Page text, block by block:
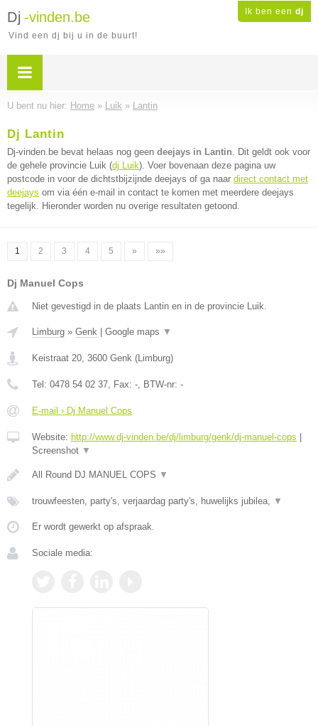
Ik ben een dj
Dj -vinden.be
Vind een dj bij u in de buurt!
U bent nu hier: Home » Luik » Lantin
Dj Lantin
Dj-vinden.be bevat helaas nog geen deejays in Lantin. Dit geldt ook voor
de gehele provincie Luik (dj Luik). Voer bovenaan deze pagina uw
postcode in voor de dichtstbijzijnde deejays of ga naar direct contact met
deejays om via één e-mail in contact te komen met meerdere deejays
tegelijk. Hieronder worden nu overige resultaten getoond.
1 2 3 4 5 » »»
Dj Manuel Cops
Niet gevestigd in de plaats Lantin en in de provincie Luik.
Limburg » Genk Google maps ▼
Keistraat 20, 3600 Genk (Limburg)
Tel: 0478 54 02 37, Fax: -, BTW-nr: -
E-mail › Dj Manuel Cops
Website: http://www.dj-vinden.be/dj/limburg/genk/dj-manuel-cops
Screenshot ▼
All Round DJ MANUEL COPS ▼
trouwfeesten, party's, verjaardag party's, huwelijks jubilea, ▼
Er wordt gewerkt op afspraak.
Sociale media: